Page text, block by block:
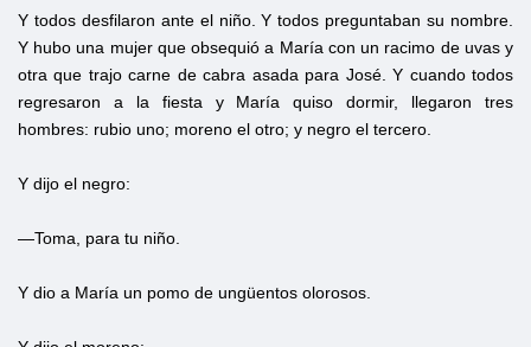
Y todos desfilaron ante el niño. Y todos preguntaban su nombre.
Y hubo una mujer que obsequió a María con un racimo de uvas y
otra que trajo carne de cabra asada para José. Y cuando todos
regresaron a la fiesta y María quiso dormir, llegaron tres
hombres: rubio uno; moreno el otro; y negro el tercero.
Y dijo el negro:
—Toma, para tu niño.
Y dio a María un pomo de ungüentos olorosos.